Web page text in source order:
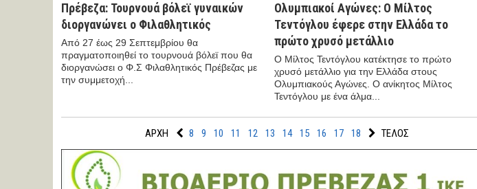
Πρέβεζα: Τουρνουά βόλεϊ γυναικών
διοργανώνει ο Φιλαθλητικός
Από 27 έως 29 Σεπτεμβρίου θα
πραγματοποιηθεί το τουρνουά βόλεϊ που θα
διοργανώσει ο Φ.Σ Φιλαθλητικός Πρέβεζας με
την συμμετοχή...
Ολυμπιακοί Αγώνες: Ο Μίλτος
Τεντόγλου έφερε στην Ελλάδα το
πρώτο χρυσό μετάλλιο
Ο Μίλτος Τεντόγλου κατέκτησε το πρώτο
χρυσό μετάλλιο για την Ελλάδα στους
Ολυμπιακούς Αγώνες. Ο ανίκητος Μίλτος
Τεντόγλου με ένα άλμα...
ΑΡΧΗ 8 9 10 11 12 13 14 15 16 17 18 ΤΕΛΟΣ